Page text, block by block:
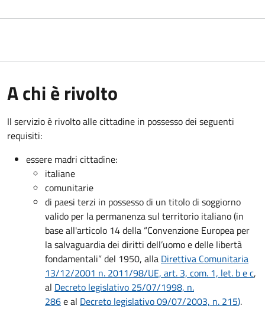
A chi è rivolto
Il servizio è rivolto alle cittadine in possesso dei seguenti
requisiti:
essere madri cittadine:
italiane
comunitarie
di paesi terzi in possesso di un titolo di soggiorno
valido per la permanenza sul territorio italiano (in
base all'articolo 14 della “Convenzione Europea per
la salvaguardia dei diritti dell’uomo e delle libertà
fondamentali” del 1950, alla Direttiva Comunitaria
13/12/2001 n. 2011/98/UE, art. 3, com. 1, let. b e c,
al Decreto legislativo 25/07/1998, n.
286e al Decreto legislativo 09/07/2003, n. 215).